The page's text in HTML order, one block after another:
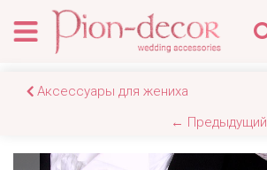
Аксессуары для жениха
← Предыдущий